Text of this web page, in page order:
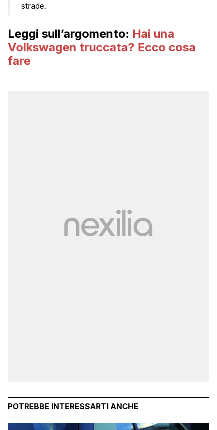
strade.
Leggi sull’argomento: Hai una
Volkswagen truccata? Ecco cosa
fare
POTREBBE INTERESSARTI ANCHE